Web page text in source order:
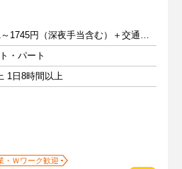
時給1681～1745円（深夜手当含む）＋交通費支給
・パート
1日8時間以上
・Ｗワーク歓迎